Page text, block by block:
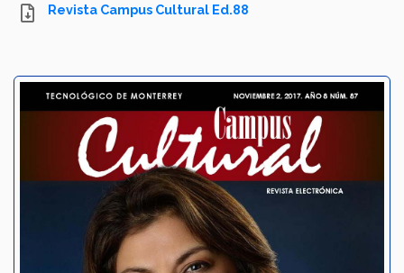
Revista Campus Cultural Ed.88